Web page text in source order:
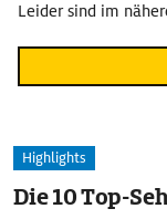
Leider sind im
Highlights
Die 10 Top-